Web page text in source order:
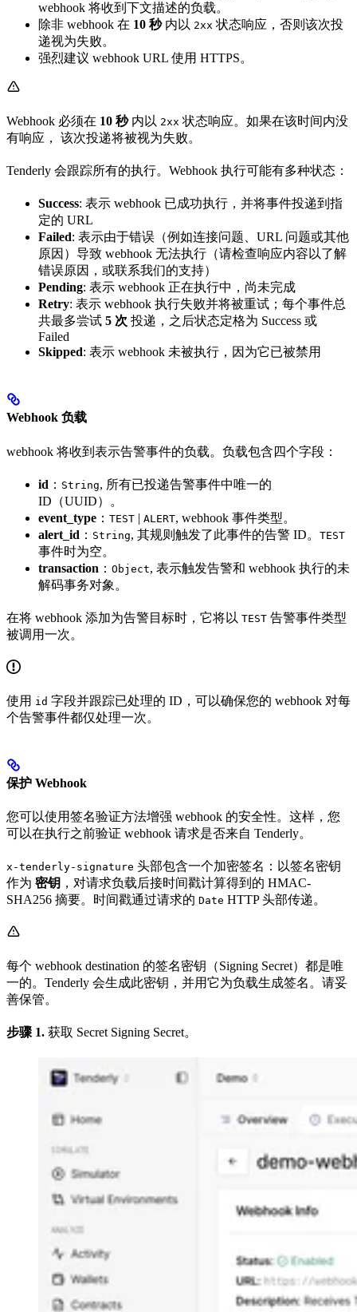
webhook 将收到下文描述的负载。
除非 webhook 在 10 秒内以 2xx 状态响应，否则该次投
递视为失败。
强烈建议 webhook URL 使用 HTTPS。
Webhook 必须在 10 秒内以 2xx 状态响应。如果在该时间内没
有响应， 该次投递将被视为失败。
Tenderly 会跟踪所有的执行。Webhook 执行可能有多种状态：
Success: 表示 webhook 已成功执行，并将事件投递到指
定的 URL
Failed: 表示由于错误（例如连接问题、URL 问题或其他
原因）导致 webhook 无法执行（请检查响应内容以了解
错误原因，或联系我们的支持）
Pending: 表示 webhook 正在执行中，尚未完成
Retry: 表示 webhook 执行失败并将被重试；每个事件总
共最多尝试 5 次 投递，之后状态定格为 Success 或
Failed
Skipped: 表示 webhook 未被执行，因为它已被禁用
Webhook 负载
webhook 将收到表示告警事件的负载。负载包含四个字段：
id ： String, 所有已投递告警事件中唯一的
ID（UUID）。
event_type ： TEST | ALERT, webhook 事件类型。
alert_id ： String, 其规则触发了此事件的告警 ID。 TEST
事件时为空。
transaction ： Object, 表示触发告警和 webhook 执行的未
解码事务对象。
在将 webhook 添加为告警目标时，它将以 TEST 告警事件类型
被调用一次。
使用 id 字段并跟踪已处理的 ID，可以确保您的 webhook 对每
个告警事件都仅处理一次。
保护 Webhook
您可以使用签名验证方法增强 webhook 的安全性。这样，您
可以在执行之前验证 webhook 请求是否来自 Tenderly。
x-tenderly-signature 头部包含一个加密签名：以签名密钥
作为 密钥 ，对请求负载后接时间戳计算得到的 HMAC-
SHA256 摘要。时间戳通过请求的 Date HTTP 头部传递。
每个 webhook destination 的签名密钥（Signing Secret）都是唯
一的。Tenderly 会生成此密钥，并用它为负载生成签名。请妥
善保管。
步骤 1. 获取 Secret Signing Secret。